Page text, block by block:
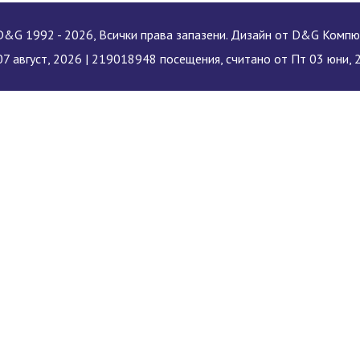
1992 - 2026, Всички права запазени. Дизайн от D&G
август, 2026 | 219018948 посещения, считано от Пт 03 юни,